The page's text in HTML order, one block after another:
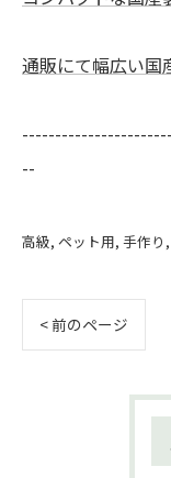
通販にて幅広い国
--
高級 ペット用 手作り
< 前のページ